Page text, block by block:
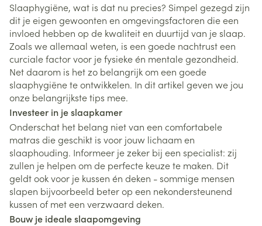
Slaaphygiëne, wat is dat nu precies? Simpel gezegd zijn
dit je eigen gewoonten en omgevingsfactoren die een
invloed hebben op de kwaliteit en duurtijd van je slaap.
Zoals we allemaal weten, is een goede nachtrust een
curciale factor voor je fysieke én mentale gezondheid.
Net daarom is het zo belangrijk om een goede
slaaphygiëne te ontwikkelen. In dit artikel geven we jou
onze belangrijkste tips mee.
Investeer in je slaapkamer
Onderschat het belang niet van een comfortabele
matras die geschikt is voor jouw lichaam en
slaaphouding. Informeer je zeker bij een specialist: zij
zullen je helpen om de perfecte keuze te maken. Dit
geldt ook voor je kussen én deken - sommige mensen
slapen bijvoorbeeld beter op een nekondersteunend
kussen of met een verzwaard deken.
Bouw je ideale slaapomgeving